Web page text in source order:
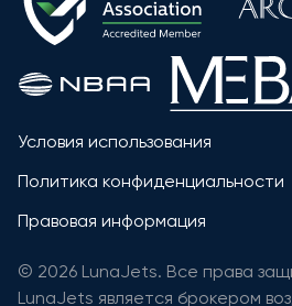
Условия использования
Политика конфиденциальности
Правовая информация
© 2026 LunaJets. Все права
LunaJets является брокером